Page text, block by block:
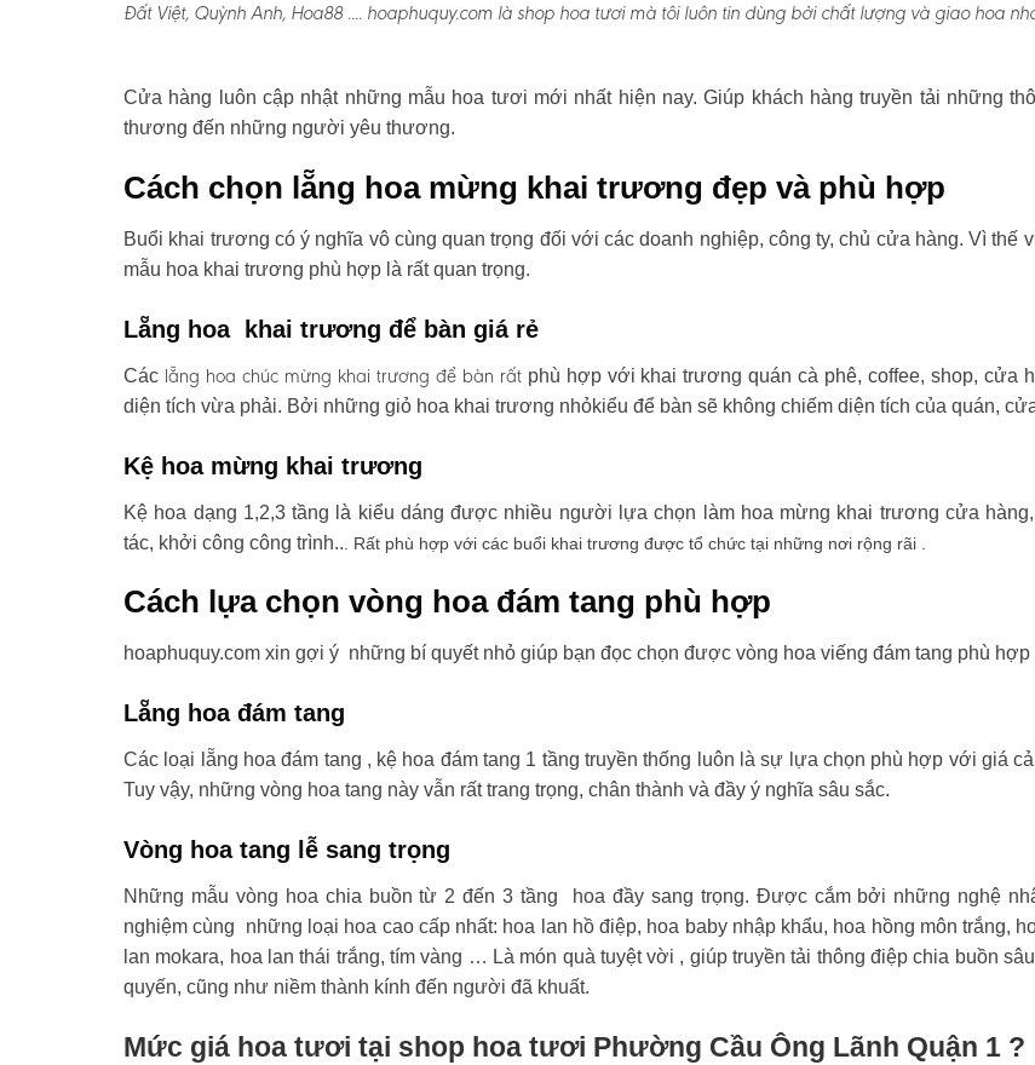
Đất Việt, Quỳnh Anh, Hoa88 .... hoaphuquy.com là shop hoa tươi mà tôi luôn tin dùng bởi chất lượng và giao hoa
Cửa hàng luôn cập nhật những mẫu hoa tươi mới nhất hiện nay. Giúp khách hàng truyền tải những
thương đến những người yêu thương.
Cách chọn lẵng hoa mừng khai trương đẹp và phù hợp
Buổi khai trương có ý nghĩa vô cùng quan trọng đối với các doanh nghiệp, công ty, chủ cửa hàng. Vì thế
mẫu hoa khai trương phù hợp là rất quan trọng.
Lẵng hoa khai trương để bàn giá rẻ
Các lẵng hoa chúc mừng khai trương để bàn rấtphù hợp với khai trương quán cà phê, coffee, shop, cửa
diện tích vừa phải. Bởi những giỏ hoa khai trương nhỏkiểu để bàn sẽ không chiếm diện tích của quán,
Kệ hoa mừng khai trương
Kệ hoa dạng 1,2,3 tầng là kiểu dáng được nhiều người lựa chọn làm hoa mừng khai trương cửa
tác, khởi công công trình.. . Rất phù hợp với các buổi khai trương được tổ chức tại những nơi rộng rãi .
Cách lựa chọn vòng hoa đám tang phù hợp
hoaphuquy.com xin gợi ý những bí quyết nhỏ giúp bạn đọc chọn được vòng hoa viếng đám tang phù hợp
Lẵng hoa đám tang
Các loại lẵng hoa đám tang , kệ hoa đám tang 1 tầng truyền thống luôn là sự lựa chọn phù hợp với giá
Tuy vậy, những vòng hoa tang này vẫn rất trang trọng, chân thành và đầy ý nghĩa sâu sắc.
Vòng hoa tang lễ sang trọng
Những mẫu vòng hoa chia buồn từ 2 đến 3 tầng hoa đầy sang trọng. Được cắm bởi những nghệ
nghiệm cùng những loại hoa cao cấp nhất: hoa lan hồ điệp, hoa baby nhập khẩu, hoa hồng môn trắng,
lan mokara, hoa lan thái trắng, tím vàng … Là món quà tuyệt vời , giúp truyền tải thông điệp chia buồn
quyến, cũng như niềm thành kính đến người đã khuất.
Mức giá hoa tươi tại shop hoa tươi Phường Cầu Ông Lãnh Quận 1 ?